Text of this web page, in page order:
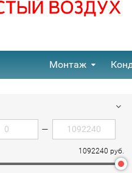
Монтаж
—
1092240 руб.